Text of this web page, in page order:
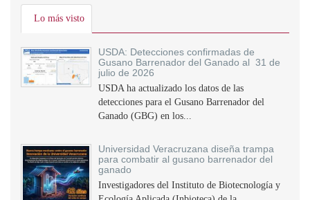
Lo más visto
USDA: Detecciones confirmadas de
Gusano Barrenador del Ganado al 31 de
julio de 2026
USDA ha actualizado los datos de las
detecciones para el Gusano Barrenador del
Ganado (GBG) en los...
Universidad Veracruzana diseña trampa
para combatir al gusano barrenador del
ganado
Investigadores del Instituto de Biotecnología y